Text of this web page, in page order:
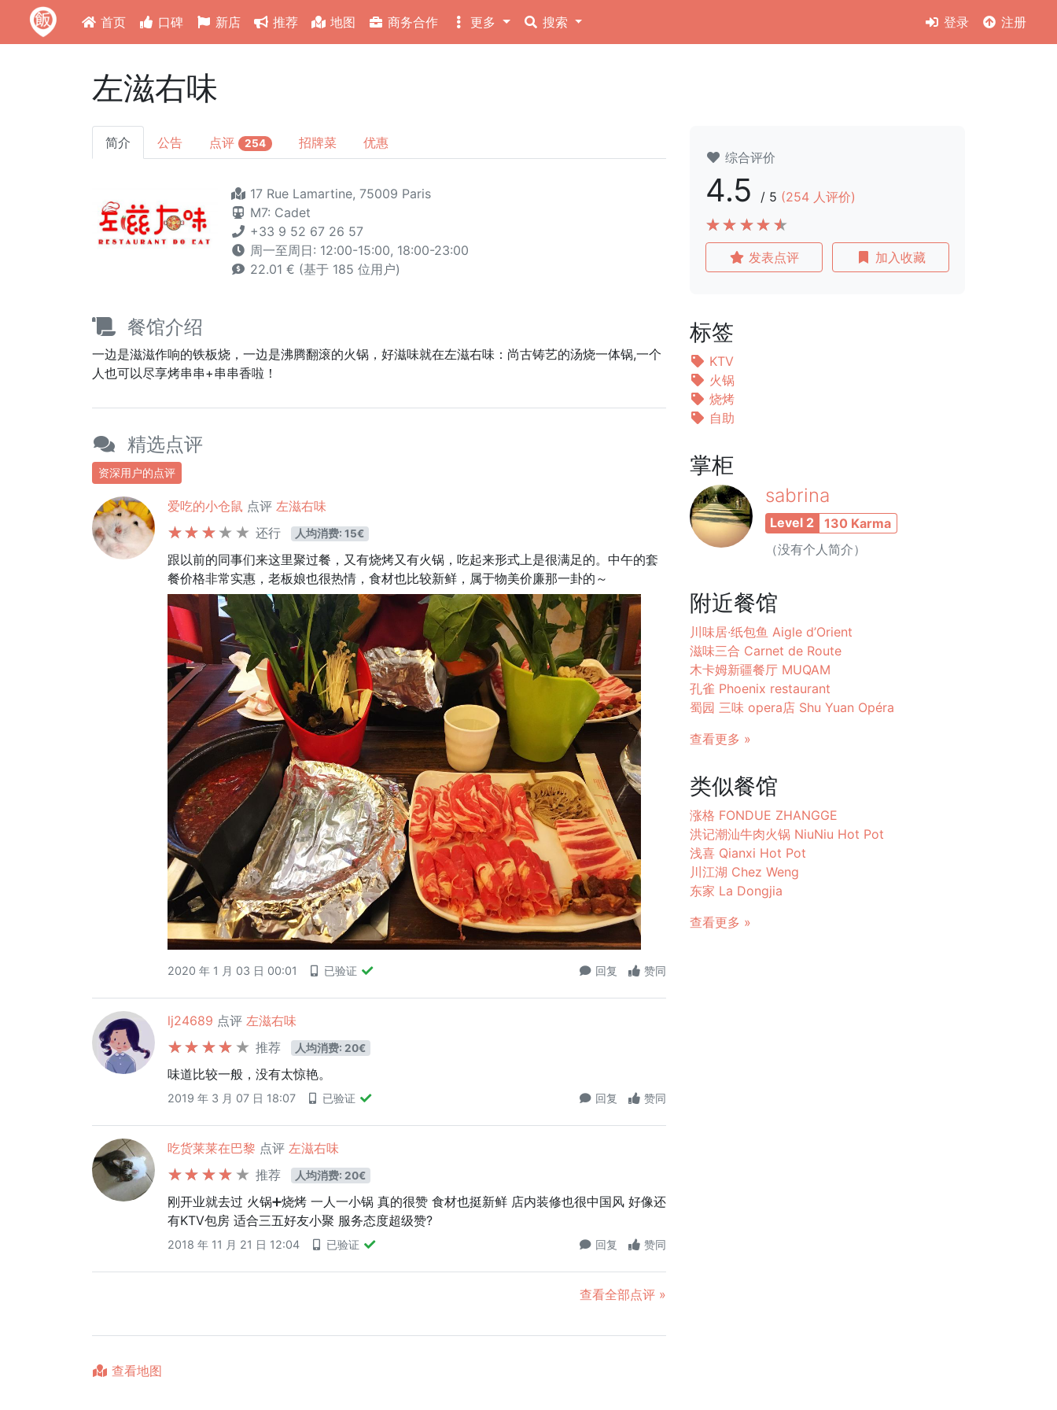
首页 口碑 新店 推荐 地图 商务合作 更多 搜索 登录 注册
左滋右味
简介 公告 点评 254 招牌菜 优惠
17 Rue Lamartine, 75009 Paris
M7: Cadet
+33 9 52 67 26 57
周一至周日: 12:00-15:00, 18:00-23:00
22.01 € (基于 185 位用户)
餐馆介绍
一边是滋滋作响的铁板烧，一边是沸腾翻滚的火锅，好滋味就在左滋右味：尚古铸艺的汤烧一体锅,一个
人也可以尽享烤串串+串串香啦！
精选点评
资深用户的点评
爱吃的小仓鼠 点评 左滋右味
还行
人均消费: 15€
跟以前的同事们来这里聚过餐，又有烧烤又有火锅，吃起来形式上是很满足的。中午的套
餐价格非常实惠，老板娘也很热情，食材也比较新鲜，属于物美价廉那一卦的～
2020 年 1 月 03 日 00:01 已验证 回复 赞同
lj24689 点评 左滋右味
推荐
人均消费: 20€
味道比较一般，没有太惊艳。
2019 年 3 月 07 日 18:07 已验证 回复 赞同
吃货莱莱在巴黎 点评 左滋右味
推荐
人均消费: 20€
刚开业就去过 火锅➕烧烤 一人一小锅 真的很赞 食材也挺新鲜 店内装修也很中国风 好像还
有KTV包房 适合三五好友小聚 服务态度超级赞?
2018 年 11 月 21 日 12:04 已验证 回复 赞同
查看全部点评 »
查看地图
综合评价
4.5 / 5 (254 人评价)
发表点评 加入收藏
标签
KTV
火锅
烧烤
自助
掌柜
sabrina
Level 2
130 Karma
（没有个人简介）
附近餐馆
川味居·纸包鱼 Aigle d’Orient
滋味三合 Carnet de Route
木卡姆新疆餐厅 MUQAM
孔雀 Phoenix restaurant
蜀园 三味 opera店 Shu Yuan Opéra
查看更多 »
类似餐馆
涨格 FONDUE ZHANGGE
洪记潮汕牛肉火锅 NiuNiu Hot Pot
浅喜 Qianxi Hot Pot
川江湖 Chez Weng
东家 La Dongjia
查看更多 »